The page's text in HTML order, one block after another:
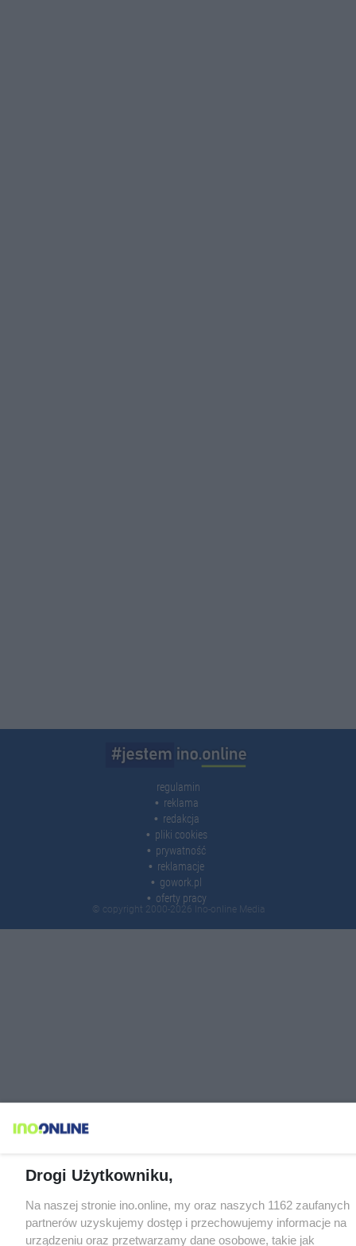
regulamin
reklama
redakcja
pliki cookies
prywatność
reklamacje
gowork.pl
oferty pracy
© copyright 2000-2026 Ino-online Media
Drogi Użytkowniku,
Na naszej stronie ino.online, my oraz naszych 1162 zaufanych
partnerów uzyskujemy dostęp i przechowujemy informacje na
urządzeniu oraz przetwarzamy dane osobowe, takie jak